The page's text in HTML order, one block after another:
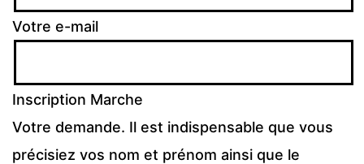
Votre e-mail
Inscription Marche
Votre demande. Il est indispensable que vous
précisiez vos nom et prénom ainsi que le